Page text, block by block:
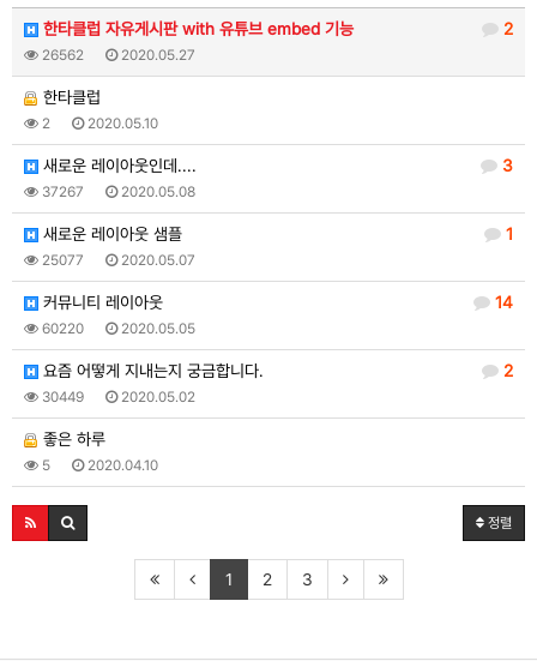
2
한타클럽 자유게시판 with 유튜브 embed 기능
26562 2020.05.27
한타클럽
2 2020.05.10
3
새로운 레이아웃인데....
37267 2020.05.08
1
새로운 레이아웃 샘플
25077 2020.05.07
14
커뮤니티 레이아웃
60220 2020.05.05
2
요즘 어떻게 지내는지 궁금합니다.
30449 2020.05.02
좋은 하루
5 2020.04.10
정렬
1 2 3